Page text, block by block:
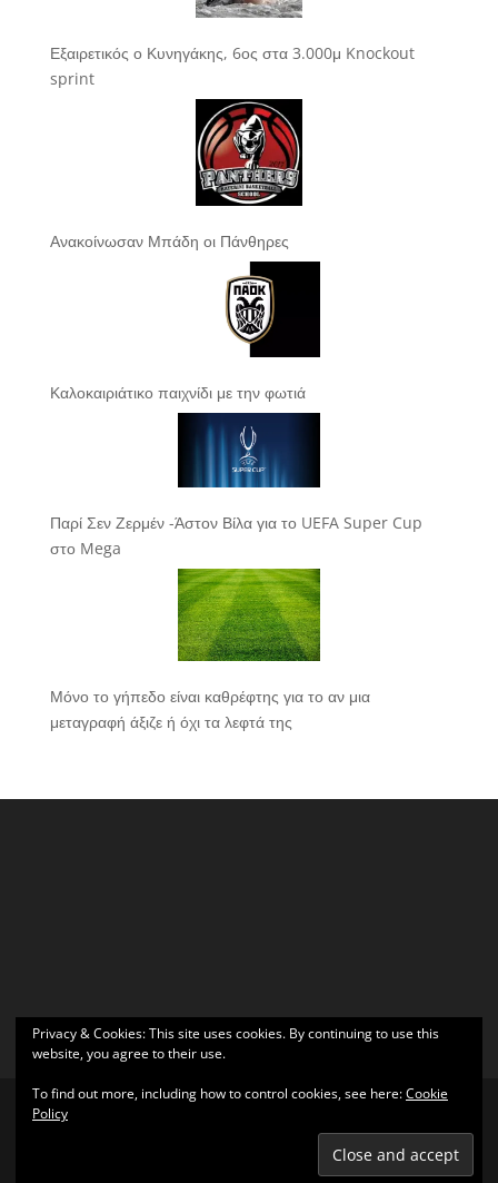
Εξαιρετικός ο Κυνηγάκης, 6ος στα 3.000μ Knockout
sprint
Ανακοίνωσαν Μπάδη οι Πάνθηρες
Καλοκαιριάτικο παιχνίδι με την φωτιά
Παρί Σεν Ζερμέν -Άστον Βίλα για το UEFA Super Cup
στο Mega
Μόνο το γήπεδο είναι καθρέφτης για το αν μια
μεταγραφή άξιζε ή όχι τα λεφτά της
| Υποστηρίζεται από
Privacy & Cookies: This site uses cookies. By continuing to use this
website, you agree to their use.
To find out more, including how to control cookies, see here:Cookie
Policy